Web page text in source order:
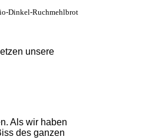
Dinkel-Ruchmehlbrot
unsere
Als wir haben
des ganzen